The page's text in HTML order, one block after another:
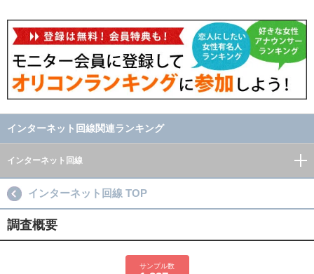
インターネット回線関連ランキング
インターネット回線
インターネット回線 TOP
調査概要
サンプル数